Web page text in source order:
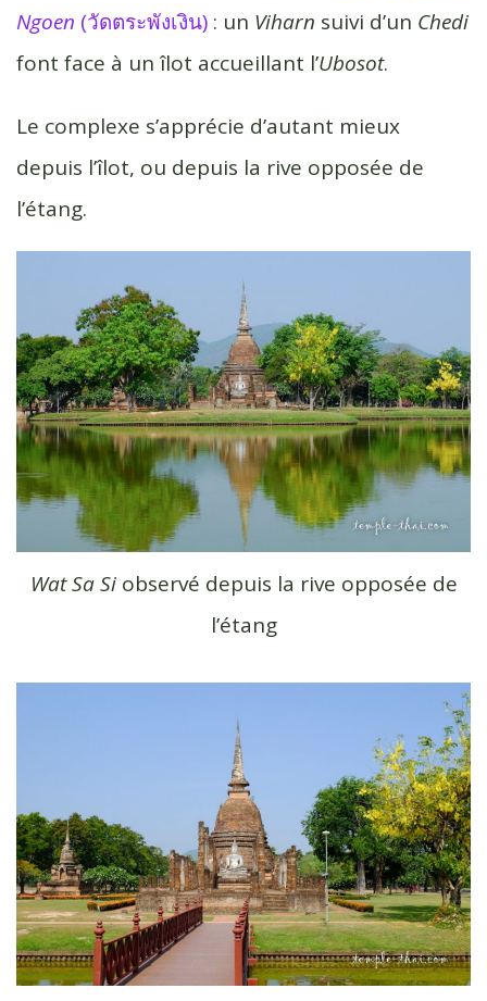
Ngoen (วัดตระพังเงิน) : un Viharn suivi d’un Chedi
font face à un îlot accueillant l’Ubosot.
Le complexe s’apprécie d’autant mieux
depuis l’îlot, ou depuis la rive opposée de
l’étang.
Wat Sa Siobservé depuis la rive opposée de
l’étang